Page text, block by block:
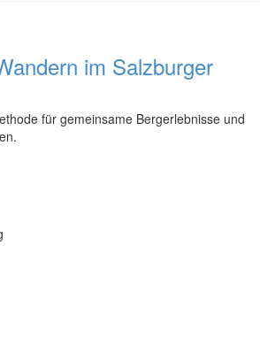
im Salzburger
für gemeinsame Bergerlebnisse und